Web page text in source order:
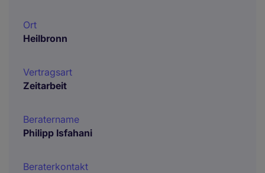
Ort
Heilbronn
Vertragsart
Zeitarbeit
Beratername
Philipp Isfahani
Beraterkontakt